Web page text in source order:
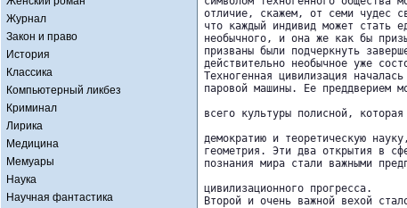
Журнал
Закон и право
История
Классика
Компьютерный ликбез
Криминал
Лирика
Медицина
Мемуары
Наука
Научная фантастика
отличие, скажем, от семи чудес
что каждый индивид может стать
необычного, и она же как бы
призваны были подчеркнуть
действительно необычное уже
Техногенная цивилизация
паровой машины. Ее преддверием
всего культуры полисной,
демократию и теоретическую
геометрия. Эти два открытия в
познания мира стали важными
цивилизационного прогресса.
Второй и очень важной вехой